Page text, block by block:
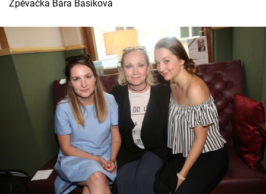
Sledujte prima+
Filmový festival Karlovy Vary
Pořady
Mámy sobě
Přihlášení
Zpěvačka Bára Basiková